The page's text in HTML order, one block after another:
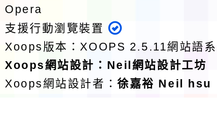
Opera
支援行動瀏覽裝置
Xoops版本：XOOPS 2.5.11網站語
Xoops網站設計 ： Neil網站設計工坊
Xoops網站設計者：徐嘉裕 Neil hsu